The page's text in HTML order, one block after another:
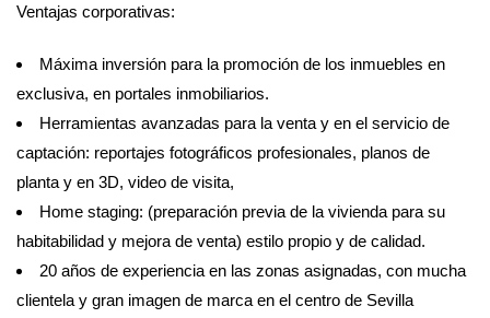
Ventajas corporativas:
Máxima inversión para la promoción de los inmuebles en
exclusiva, en portales inmobiliarios.
Herramientas avanzadas para la venta y en el servicio de
captación: reportajes fotográficos profesionales, planos de
planta y en 3D, video de visita,
Home staging: (preparación previa de la vivienda para su
habitabilidad y mejora de venta) estilo propio y de calidad.
20 años de experiencia en las zonas asignadas, con mucha
clientela y gran imagen de marca en el centro de Sevilla